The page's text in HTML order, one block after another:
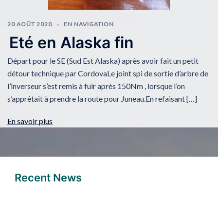
20 AOÛT 2020 EN NAVIGATION
Eté en Alaska fin
Départ pour le SE (Sud Est Alaska) après avoir fait un petit
détour technique par CordovaLe joint spi de sortie d’arbre de
l’inverseur s’est remis à fuir après 150Nm , lorsque l’on
s’apprêtait à prendre la route pour Juneau.En refaisant […]
En savoir plus
Recent News